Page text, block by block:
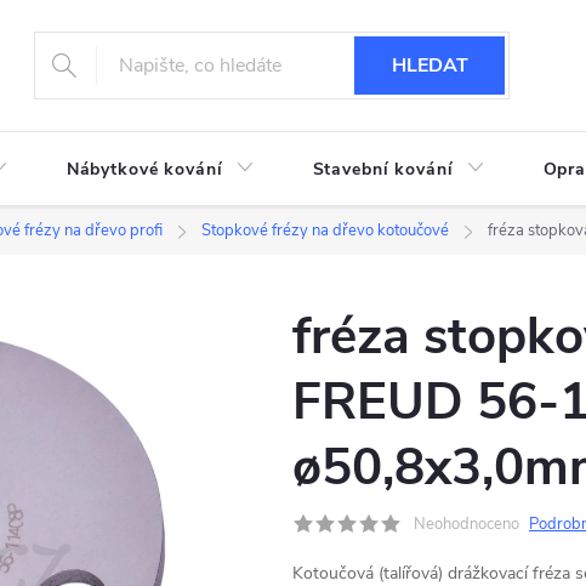
HLEDAT
Nábytkové kování Stavební kování
frézy na dřevo profi Stopkové frézy na dřevo kotoučové fréza
fréza
FREUD 56-
Neohodnoceno
Kotoučová (talířová) drážkovací fréza